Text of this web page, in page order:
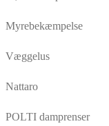
Myrebekæmpelse
Væggelus
Nattaro
POLTI damprenser